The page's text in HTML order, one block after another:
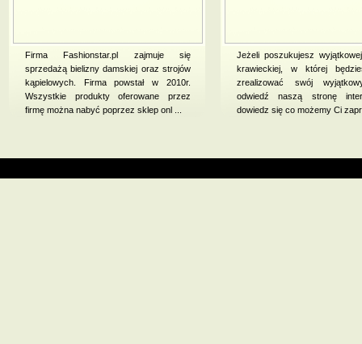
Firma Fashionstar.pl zajmuje się
sprzedażą bielizny damskiej oraz strojów
kąpielowych. Firma powstał w 2010r.
Wszystkie produkty oferowane przez
firmę można nabyć poprzez sklep onl ...
Jeżeli poszukujesz
krawieckiej, w której
zrealizować swój
odwiedź naszą stronę
dowiedz się co możemy Ci